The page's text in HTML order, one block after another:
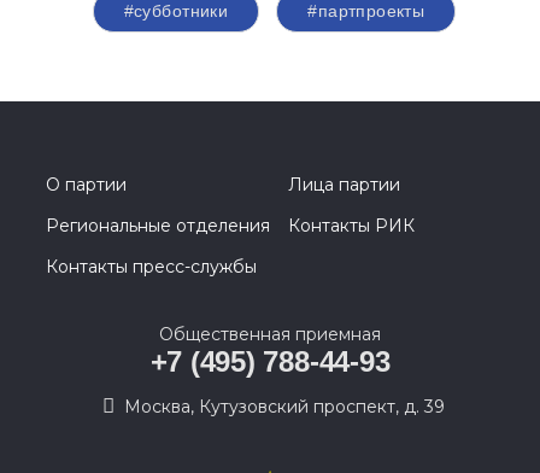
#субботники #партпроекты
О партии
Лица партии
Региональные отделения
Контакты РИК
Контакты пресс-службы
Общественная приемная
+7 (495) 788-44-93
Москва, Кутузовский проспект, д. 39